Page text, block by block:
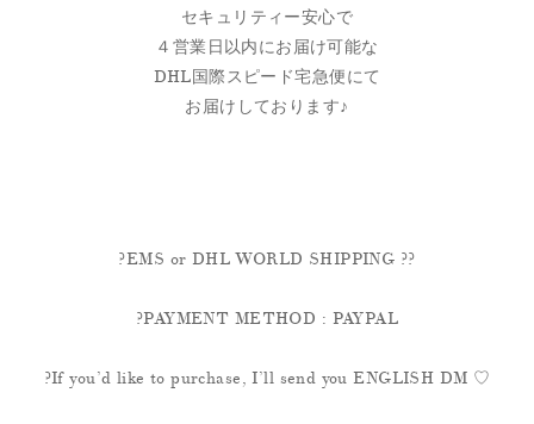
セキュリティー安心で
４営業日以内にお届け可能な
DHL国際スピード宅急便にて
お届けしております♪
?EMS or DHL WORLD SHIPPING ??
?PAYMENT METHOD : PAYPAL
?If you’d like to purchase, I’ll send you ENGLISH DM ♡